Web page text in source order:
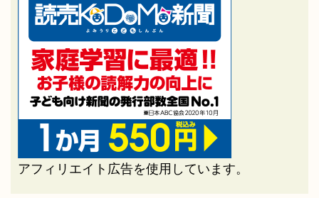
アフィリエイト広告を使用しています。